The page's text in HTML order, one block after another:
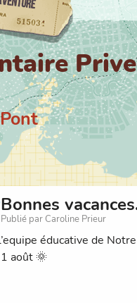
Bonnes
Publié par Caroline Prieur
éducative de
août 🌞